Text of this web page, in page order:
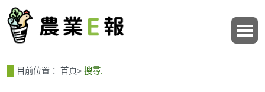
目前位置： 首頁> 搜尋: